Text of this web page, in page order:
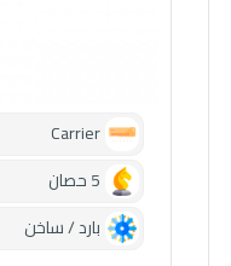
بارد / ساخن